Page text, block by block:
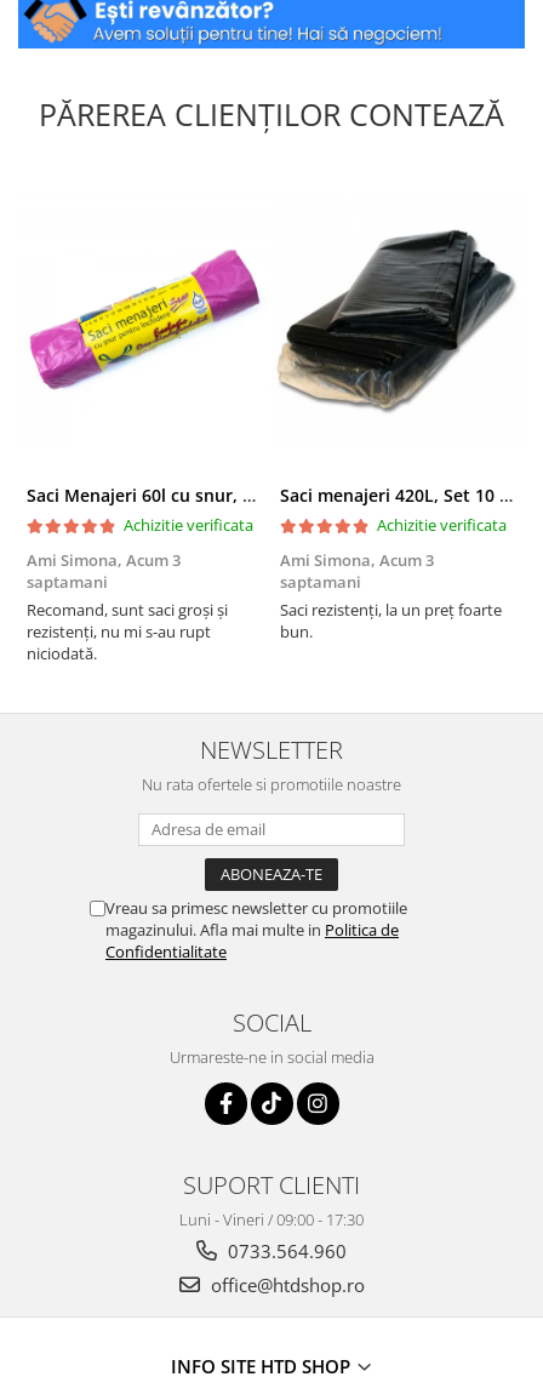
PĂREREA CLIENȚILOR CONTEAZĂ
Saci Menajeri 60l cu snur, Roz, 10buc/rola
Achizitie verificata
Ami Simona, Acum 3
saptamani
Recomand, sunt saci groși și
rezistenți, nu mi s-au rupt
niciodată.
Saci menajeri 420L, Set 10 bucati
Achizitie verificata
Ami Simona, Acum 3
saptamani
Saci rezistenți, la un preț foarte
bun.
NEWSLETTER
Nu rata ofertele si promotiile noastre
Vreau sa primesc newsletter cu promotiile
magazinului. Afla mai multe in Politica de
Confidentialitate
SOCIAL
Urmareste-ne in social media
SUPORT CLIENTI
Luni - Vineri / 09:00 - 17:30
0733.564.960
office@htdshop.ro
INFO SITE HTD SHOP